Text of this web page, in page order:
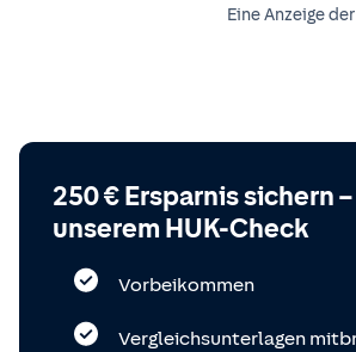
Eine Anzeige
250 € Ersparnis sichern
unserem HUK-Check
Vorbeikommen
Vergleichsunterlagen